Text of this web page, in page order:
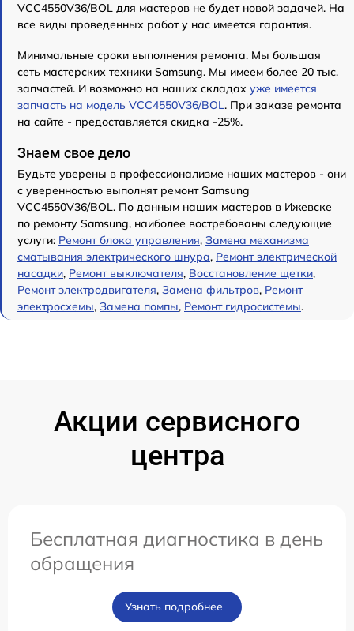
VCC4550V36/BOL для мастеров не будет новой задачей. На
все виды проведенных работ у нас имеется гарантия.
Минимальные сроки выполнения ремонта. Мы большая
сеть мастерских техники Samsung. Мы имеем более 20 тыс.
запчастей. И возможно на наших складах уже имеется
запчасть на модель VCC4550V36/BOL. При заказе ремонта
на сайте - предоставляется скидка -25%.
Знаем свое дело
Будьте уверены в профессионализме наших мастеров - они
с уверенностью выполнят ремонт Samsung
VCC4550V36/BOL. По данным наших мастеров в Ижевске
по ремонту Samsung, наиболее востребованы следующие
услуги: Ремонт блока управления, Замена механизма
сматывания электрического шнура, Ремонт электрической
насадки, Ремонт выключателя, Восстановление щетки,
Ремонт электродвигателя, Замена фильтров, Ремонт
электросхемы, Замена помпы, Ремонт гидросистемы.
Акции сервисного
центра
Бесплатная диагностика в день
обращения
Узнать подробнее